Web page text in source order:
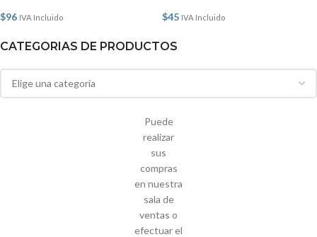
CATEGORIAS DE PRODUCTOS
Puede
realizar
sus
compras
en nuestra
sala de
ventas o
efectuar el
$96 IVA Incluido $45 IVA Incluido